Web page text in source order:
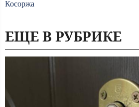
Косоржа
ЕЩЕ В РУБРИКЕ